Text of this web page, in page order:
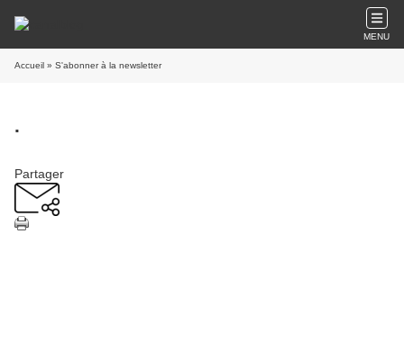
MENU
Accueil » S'abonner à la newsletter
.
Partager